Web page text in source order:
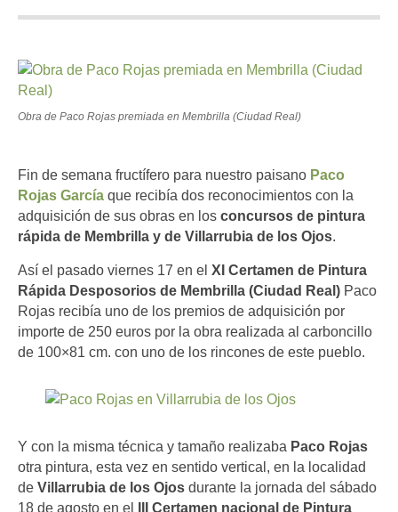
Obra de Paco Rojas premiada en Membrilla (Ciudad Real)
Fin de semana fructífero para nuestro paisano Paco
Rojas García que recibía dos reconocimientos con la
adquisición de sus obras en los concursos de pintura
rápida de Membrilla y de Villarrubia de los Ojos.
Así el pasado viernes 17 en el XI Certamen de Pintura
Rápida Desposorios de Membrilla (Ciudad Real) Paco
Rojas recibía uno de los premios de adquisición por
importe de 250 euros por la obra realizada al carboncillo
de 100×81 cm. con uno de los rincones de este pueblo.
Y con la misma técnica y tamaño realizaba Paco Rojas
otra pintura, esta vez en sentido vertical, en la localidad
de Villarrubia de los Ojos durante la jornada del sábado
18 de agosto en el
III Certamen nacional de Pintura